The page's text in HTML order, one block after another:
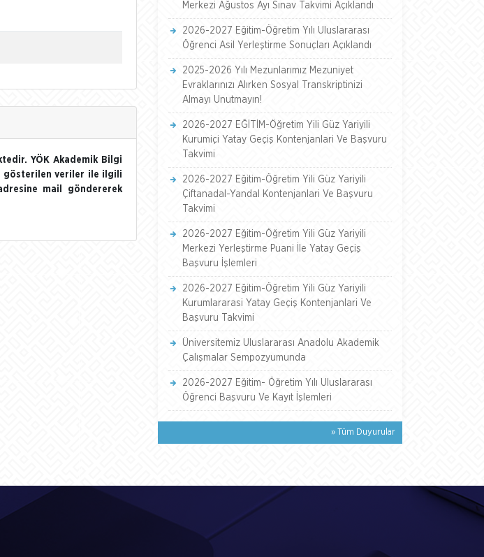
YÖK Akademik Bilgi
gösterilen veriler ile ilgili
mail göndererek
Merkezi Ağustos Ayı Sınav Takvimi Açıklandı
2026-2027 Eğitim-Öğretim Yılı Uluslararası
Öğrenci Asil Yerleştirme Sonuçları Açıklandı
2025-2026 Yılı Mezunlarımız Mezuniyet
Evraklarınızı Alırken Sosyal Transkriptinizi
Almayı Unutmayın!
2026-2027 EĞİTİM-Öğretim Yili Güz Yariyili
Kurumiçi Yatay Geçiş Kontenjanlari Ve Başvuru
Takvimi
2026-2027 Eğitim-Öğretim Yili Güz Yariyili
Çiftanadal-Yandal Kontenjanlari Ve Başvuru
Takvimi
2026-2027 Eğitim-Öğretim Yili Güz Yariyili
Merkezi Yerleştirme Puani İle Yatay Geçiş
Başvuru İşlemleri
2026-2027 Eğitim-Öğretim Yili Güz Yariyili
Kurumlararasi Yatay Geçiş Kontenjanlari Ve
Başvuru Takvimi
Üniversitemiz Uluslararası Anadolu Akademik
Çalışmalar Sempozyumunda
2026-2027 Eğitim- Öğretim Yılı Uluslararası
Öğrenci Başvuru Ve Kayıt İşlemleri
» Tüm Duyurular